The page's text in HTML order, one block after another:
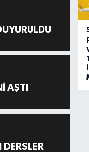
AŞTI